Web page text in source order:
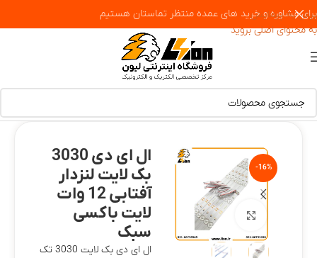
پرش به پیمایش
به محتوای اصلی بروید
برای مشاوره و خرید های عمده منتظر تماستان هستیم
-16%
بزرگنمایی تصویر
ال ای دی 3030
بک لایت لنزدار
آفتابی 12 وات
لایت باکسی
سبک
ال ای دی بک لایت 3030 تک